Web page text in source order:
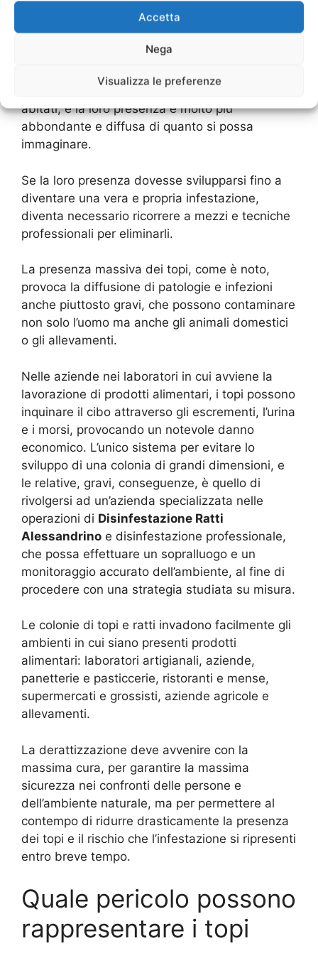
Accetta
Nega
Visualizza le preferenze
professionali
Ratti e topi sono presenti normalmente non solo
nelle campagne ma anche in tutti i luoghi
abitati, e la loro presenza è molto più
abbondante e diffusa di quanto si possa
immaginare.
Se la loro presenza dovesse svilupparsi fino a
diventare una vera e propria infestazione,
diventa necessario ricorrere a mezzi e tecniche
professionali per eliminarli.
La presenza massiva dei topi, come è noto,
provoca la diffusione di patologie e infezioni
anche piuttosto gravi, che possono contaminare
non solo l’uomo ma anche gli animali domestici
o gli allevamenti.
Nelle aziende nei laboratori in cui avviene la
lavorazione di prodotti alimentari, i topi possono
inquinare il cibo attraverso gli escrementi, l’urina
e i morsi, provocando un notevole danno
economico. L’unico sistema per evitare lo
sviluppo di una colonia di grandi dimensioni, e
le relative, gravi, conseguenze, è quello di
rivolgersi ad un’azienda specializzata nelle
operazioni di Disinfestazione Ratti
Alessandrino e disinfestazione professionale,
che possa effettuare un sopralluogo e un
monitoraggio accurato dell’ambiente, al fine di
procedere con una strategia studiata su misura.
Le colonie di topi e ratti invadono facilmente gli
ambienti in cui siano presenti prodotti
alimentari: laboratori artigianali, aziende,
panetterie e pasticcerie, ristoranti e mense,
supermercati e grossisti, aziende agricole e
allevamenti.
La derattizzazione deve avvenire con la
massima cura, per garantire la massima
sicurezza nei confronti delle persone e
dell’ambiente naturale, ma per permettere al
contempo di ridurre drasticamente la presenza
dei topi e il rischio che l’infestazione si ripresenti
entro breve tempo.
Quale pericolo possono
rappresentare i topi